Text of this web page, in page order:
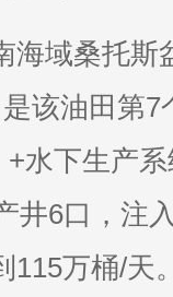
海域桑托
该油田第
水下生产
井6口，注
115万桶/天